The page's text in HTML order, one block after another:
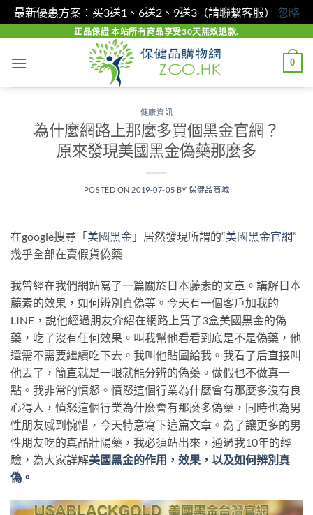
最新優惠方案：买3送1、6送2、9送3（請聯繫客服） 忽略
content
正品保證 本站所有商品享受30天無效退款.
0
健康資訊
為什麼網路上那麼多買個黑金官網？
原來發現美國黑金偽藥那麼多
POSTED ON 2019-07-05 BY保健品商城
在google搜尋「美國黑金 」居然發現所謂的“美國黑金官網”
幾乎全部在賣假貨偽藥
我曾經在我們網站寫了一篇關於日本藤素的文章。講解日本
藤素的效果，如何辨別真偽等。今天有一個客戶加我的
LINE，說他經過朋友介紹在網路上買了3盒美國黑金的偽
藥，吃了沒有任何效果。叫我幫他看看到底是不是偽藥，他
還需不需要繼續吃下去。我叫他貼圖給我。我看了后直接叫
他丟了，簡直就是一眼就能分辨的偽藥。做假也不做真一
點。我非常的憤怒。憤怒這個行業為什麼會有那麼多沒有良
心得人，憤怒這個行業為什麼會有那麼多偽藥，同時也為男
性朋友感到惋惜，今天特意寫下這篇文章。為了讓更多的男
性朋友吃的真品壯陽藥，我必須站出來，通過我10年的經
驗，為大家詳解美國黑金的作用，效果，以及如何辨別真
偽。